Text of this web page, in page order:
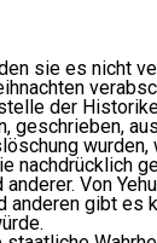
sie es nicht
der
geschrieben,
wurden,
nachdrücklich
Von
anderen gibt es